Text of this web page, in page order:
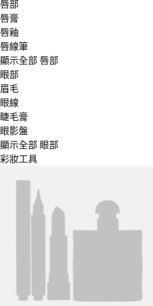
唇部
唇膏
唇釉
唇線筆
顯示全部 唇部
眼部
眉毛
眼線
睫毛膏
眼影盤
顯示全部 眼部
彩妝工具